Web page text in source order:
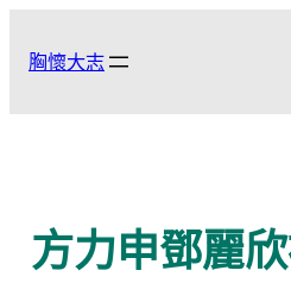
胸懷大志
方力申鄧麗